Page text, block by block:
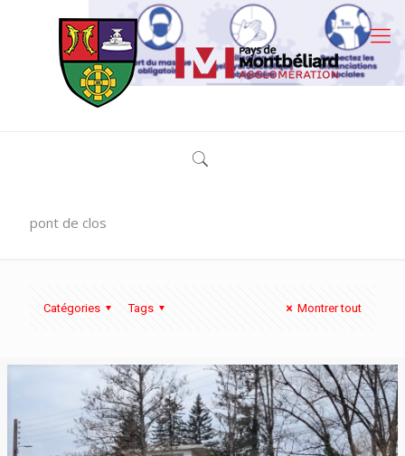
pont de clos
Catégories Tags Montrer tout